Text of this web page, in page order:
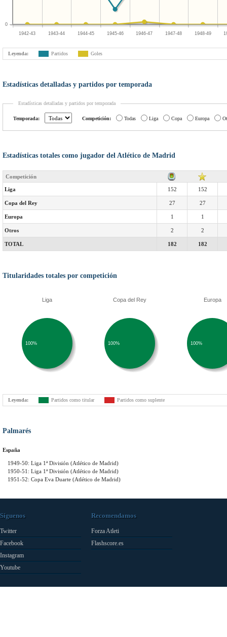
1942-43 1943-44 1944-45 1945-46 1946-47 1947-48 1948-49
0
Leyenda: Partidos Goles
Estadísticas detalladas y partidos por temporada
Estadísticas detalladas y partidos por temporada
Temporada: Competición: Todas Liga Copa Europa
Estadísticas totales como jugador del Atlético de Madrid
Competición
Liga 152 152
Copa del Rey 27 27
Europa 1 1
Otros 2 2
TOTAL 182 182
Titularidades totales por competición
Liga
100%
Copa del Rey
100%
Europa
100%
Leyenda: Partidos como titular Partidos como suplente
Palmarés
España
1949-50: Liga 1ª División (Atlético de Madrid)
1950-51: Liga 1ª División (Atlético de Madrid)
1951-52: Copa Eva Duarte (Atlético de Madrid)
Síguenos
Twitter
Facebook
Instagram
Youtube
Recomendamos
Forza Atleti
Flashscore.es